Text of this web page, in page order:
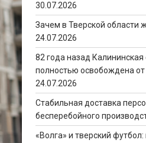
30.07.2026
Зачем в Тверской области
24.07.2026
82 года назад
полностью освобождена
24.07.2026
Стабильная доставка
бесперебойного
«Волга» и тверский